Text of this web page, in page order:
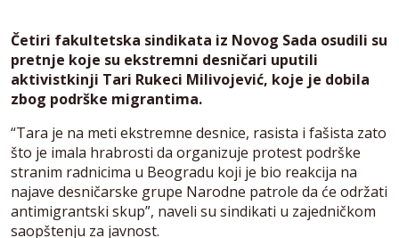
Četiri fakultetska sindikata iz Novog Sada osudili su
pretnje koje su ekstremni desničari uputili
aktivistkinji Tari Rukeci Milivojević, koje je dobila
zbog podrške migrantima.
“Tara je na meti ekstremne desnice, rasista i fašista zato
što je imala hrabrosti da organizuje protest podrške
stranim radnicima u Beogradu koji je bio reakcija na
najave desničarske grupe Narodne patrole da će održati
antimigrantski skup”, naveli su sindikati u zajedničkom
saopštenju za javnost.